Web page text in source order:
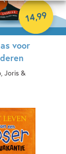
voor
Joris &
14,99